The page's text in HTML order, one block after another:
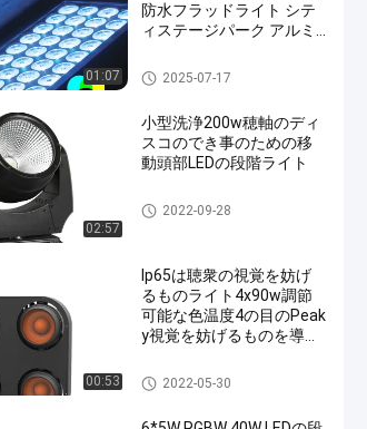
01:07
防水フラッドライト シテ
ィステージパーク アルミ
明
段階LEDの効果ライト
2025-07-17
02:57
小型洗浄200w穂軸のディ
スコのでき事のための移
動頭部LEDの段階ライト
LEDの段階ライト
2022-09-28
00:53
Ip65は聴衆の視覚を妨げ
るものライト4x90w調節
可能な色温度4の目のPeak
y視覚を妨げるものを導い
LEDの段階ライト
2022-05-30